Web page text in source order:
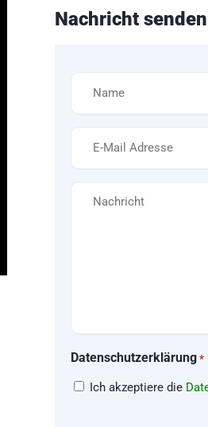
Nachricht senden
*
Datenschutzerklärung *
Ich akzeptiere die